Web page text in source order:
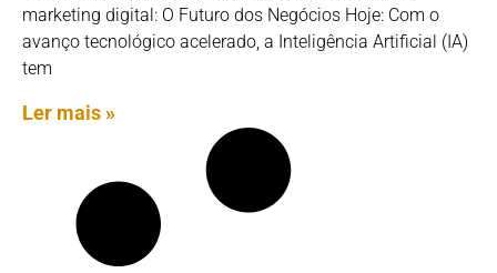
marketing digital: O Futuro dos Negócios Hoje: Com o
avanço tecnológico acelerado, a Inteligência Artificial (IA)
tem
Ler mais »